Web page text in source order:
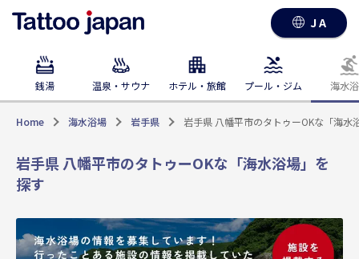
JA
銭湯 温泉・サウナ ホテル・旅館 プール・ジム 海水
Home 海水浴場 岩手県 岩手県 八幡平市のタトゥーOKな「海水
岩手県 八幡平市のタトゥーOKな「海水浴場」を
探す